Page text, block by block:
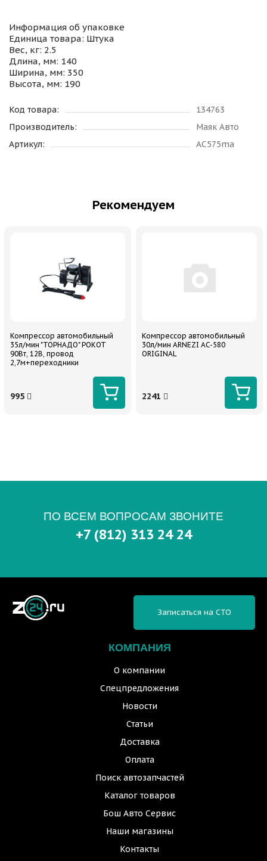
Информация об упаковке
Единица товара: Штука
Вес, кг: 2.5
Длина, мм: 140
Ширина, мм: 350
Высота, мм: 190
Код товара:
134763
Производитель:
Маяк Авто
Артикул:
AC575ma
Рекомендуем
Компрессор автомобильный
35л/мин "ТОРНАДО" РОКОТ
90Вт, 12В, провод
2,7м+переходники
995
Компрессор автомобильный
30л/мин ARNEZI AC-580
ORIGINAL
2241
ПО ВСЕМ ВОПРОСАМ ЗВОНИТЕ
+7 (812) 313 24 24
КОМПАНИЯ
О компании
Спецпредложения
Новости
Статьи
Доставка
Оплата
Поиск автозапчастей
Каталог товаров
Бош Авто Сервис
Наши магазины
Контакты
Записаться на СТО